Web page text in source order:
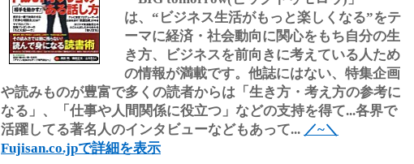
は、“ビジネス生活がもっと楽しくなる”をテ
ーマに経済・社会動向に関心をもち自分の生
き方、ビジネスを前向きに考えている人ため
の情報が満載です。他誌にはない、特集企画
や読みものが豊富で多くの読者からは「生き方・考え方の参考に
なる」、「仕事や人間関係に役立つ」などの支持を得て...各界で
活躍してる著名人のインタビューなどもあって... ／~＼
Fujisan.co.jpで詳細を表示